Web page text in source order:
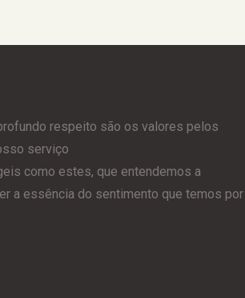
respeito são os valores pelos
serviço
como estes, que entendemos a
a essência do sentimento que temos por